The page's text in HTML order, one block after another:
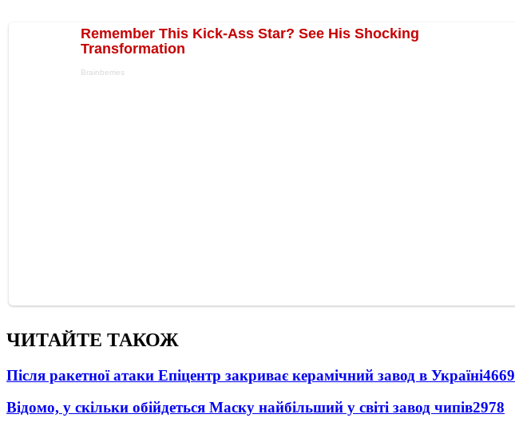
ЧИТАЙТЕ ТАКОЖ
Після ракетної атаки Епіцентр закриває керамічний завод в Україні4669
Відомо, у скільки обійдеться Маску найбільший у світі завод чипів2978